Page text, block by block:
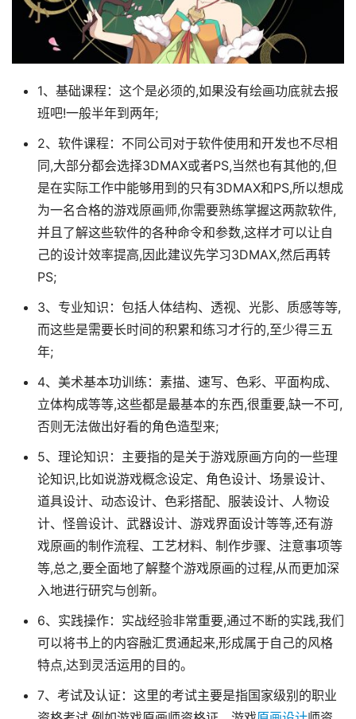
1、基础课程：这个是必须的,如果没有绘画功底就去报
班吧!一般半年到两年;
2、软件课程：不同公司对于软件使用和开发也不尽相
同,大部分都会选择3DMAX或者PS,当然也有其他的,但
是在实际工作中能够用到的只有3DMAX和PS,所以想成
为一名合格的游戏原画师,你需要熟练掌握这两款软件,
并且了解这些软件的各种命令和参数,这样才可以让自
己的设计效率提高,因此建议先学习3DMAX,然后再转
PS;
3、专业知识：包括人体结构、透视、光影、质感等等,
而这些是需要长时间的积累和练习才行的,至少得三五
年;
4、美术基本功训练：素描、速写、色彩、平面构成、
立体构成等等,这些都是最基本的东西,很重要,缺一不可,
否则无法做出好看的角色造型来;
5、理论知识：主要指的是关于游戏原画方向的一些理
论知识,比如说游戏概念设定、角色设计、场景设计、
道具设计、动态设计、色彩搭配、服装设计、人物设
计、怪兽设计、武器设计、游戏界面设计等等,还有游
戏原画的制作流程、工艺材料、制作步骤、注意事项等
等,总之,要全面地了解整个游戏原画的过程,从而更加深
入地进行研究与创新。
6、实践操作：实战经验非常重要,通过不断的实践,我们
可以将书上的内容融汇贯通起来,形成属于自己的风格
特点,达到灵活运用的目的。
7、考试及认证：这里的考试主要是指国家级别的职业